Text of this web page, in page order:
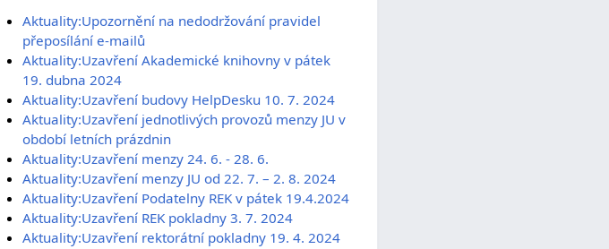
Aktuality:Upozornění na nedodržování pravidel
přeposílání e-mailů
Aktuality:Uzavření Akademické knihovny v pátek
19. dubna 2024
Aktuality:Uzavření budovy HelpDesku 10. 7. 2024
Aktuality:Uzavření jednotlivých provozů menzy JU v
období letních prázdnin
Aktuality:Uzavření menzy 24. 6. - 28. 6.
Aktuality:Uzavření menzy JU od 22. 7. – 2. 8. 2024
Aktuality:Uzavření Podatelny REK v pátek 19.4.2024
Aktuality:Uzavření REK pokladny 3. 7. 2024
Aktuality:Uzavření rektorátní pokladny 19. 4. 2024